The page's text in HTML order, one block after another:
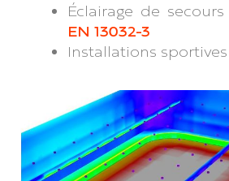
Éclairage de secours
EN 13032-3
Installations sportives